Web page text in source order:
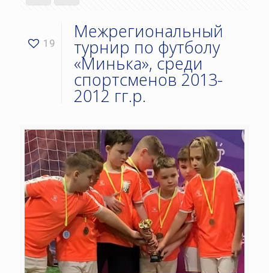
19
Межрегиональный
турнир по футболу
«Минька», среди
спортсменов 2013-
2012 гг.р.